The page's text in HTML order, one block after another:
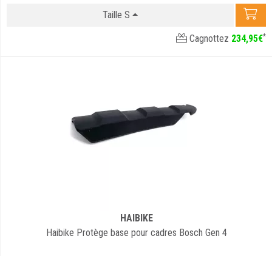
Taille S
Cagnottez 234,95€*
HAIBIKE
Haibike Protège base pour cadres Bosch Gen 4